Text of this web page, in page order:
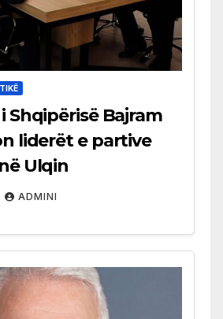
Shqipërisë Bajram
liderët e partive
Ulqin
ADMINI